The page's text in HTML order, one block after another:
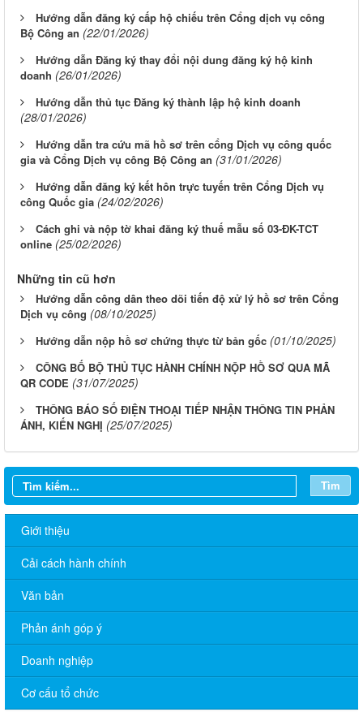
Hướng dẫn đăng ký cấp hộ chiếu trên Cổng dịch vụ công
Bộ Công an (22/01/2026)
Hướng dẫn Đăng ký thay đổi nội dung đăng ký hộ kinh
doanh (26/01/2026)
Hướng dẫn thủ tục Đăng ký thành lập hộ kinh doanh
(28/01/2026)
Hướng dẫn tra cứu mã hồ sơ trên cổng Dịch vụ công quốc
gia và Cổng Dịch vụ công Bộ Công an (31/01/2026)
Hướng dẫn đăng ký kết hôn trực tuyến trên Cổng Dịch vụ
công Quốc gia (24/02/2026)
Cách ghi và nộp tờ khai đăng ký thuế mẫu số 03-ĐK-TCT
online (25/02/2026)
Những tin cũ hơn
Hướng dẫn công dân theo dõi tiến độ xử lý hồ sơ trên Cổng
Dịch vụ công (08/10/2025)
Hướng dẫn nộp hồ sơ chứng thực từ bản gốc (01/10/2025)
CÔNG BỐ BỘ THỦ TỤC HÀNH CHÍNH NỘP HỒ SƠ QUA MÃ
QR CODE (31/07/2025)
THÔNG BÁO SỐ ĐIỆN THOẠI TIẾP NHẬN THÔNG TIN PHẢN
ÁNH, KIẾN NGHỊ (25/07/2025)
Tìm
Giới thiệu
Cải cách hành chính
Văn bản
Phản ánh góp ý
Doanh nghiệp
Cơ cấu tổ chức